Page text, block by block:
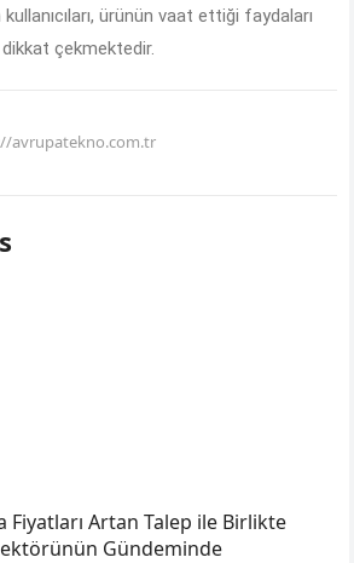
ürünün vaat ettiği faydaları
dikkat çekmektedir.
avrupatekno.com.tr
Fiyatları Artan Talep ile Birlikte
Gündeminde